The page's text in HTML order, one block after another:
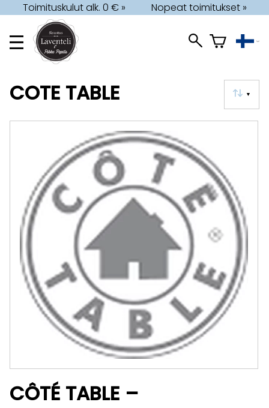
Toimituskulut alk. 0 € » Nopeat toimitukset »
▼
COTE TABLE
CÔTÉ TABLE –